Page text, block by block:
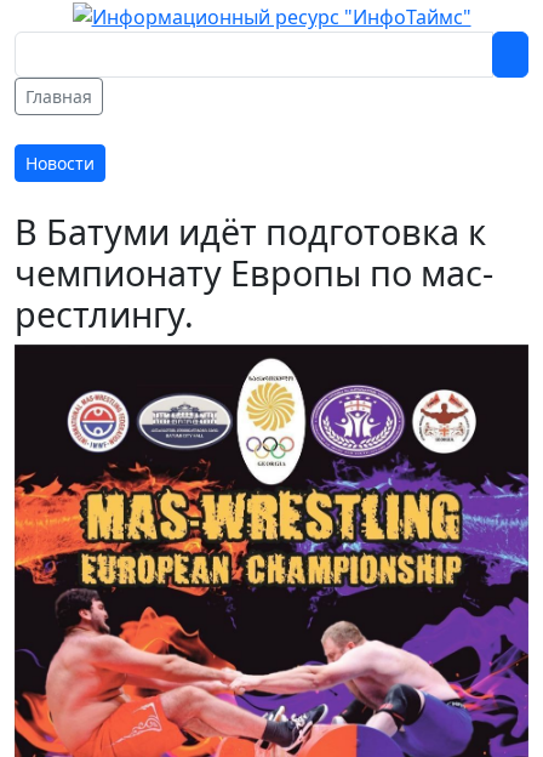
Главная
Новости
В Батуми идёт подготовка к
чемпионату Европы по мас-
рестлингу.